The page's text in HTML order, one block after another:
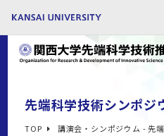
先端科学技術シンポジ
TOP 講演会・シンポジウム - 先